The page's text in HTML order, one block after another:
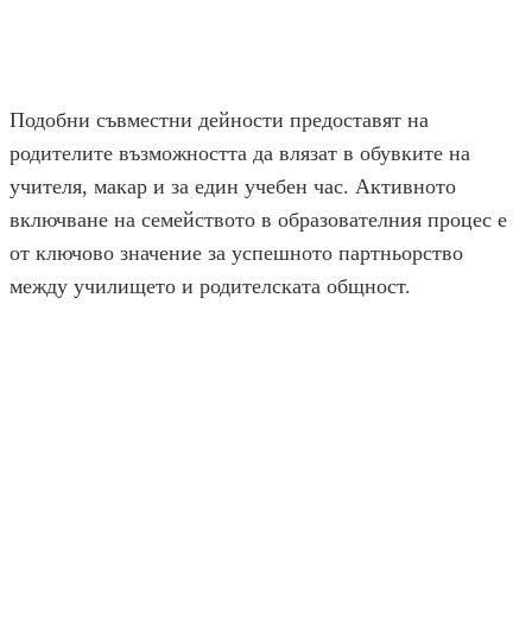
Подобни съвместни дейности предоставят на
родителите възможността да влязат в обувките на
учителя, макар и за един учебен час. Активното
включване на семейството в образователния процес е
от ключово значение за успешното партньорство
между училището и родителската общност.